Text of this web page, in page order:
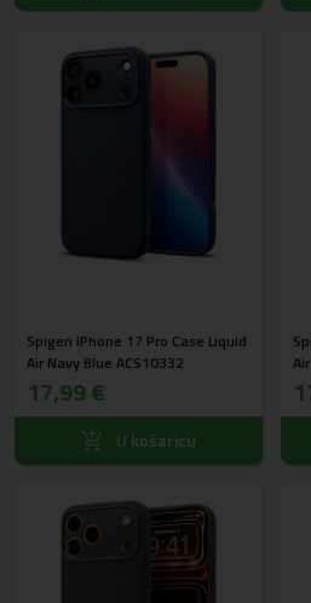
Spigen iPhone 17 Pro Case Liquid
Air Navy Blue ACS10332
17,99 €
U košaricu